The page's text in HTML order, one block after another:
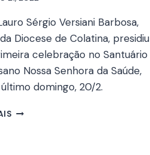
Sérgio Versiani Barbosa,
Diocese de Colatina, presidiu
celebração no Santuário
Nossa Senhora da Saúde,
domingo, 20/2.